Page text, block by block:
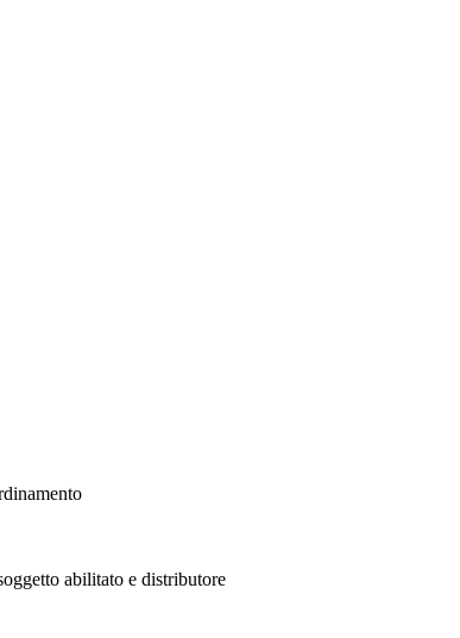
abilitato e distributore